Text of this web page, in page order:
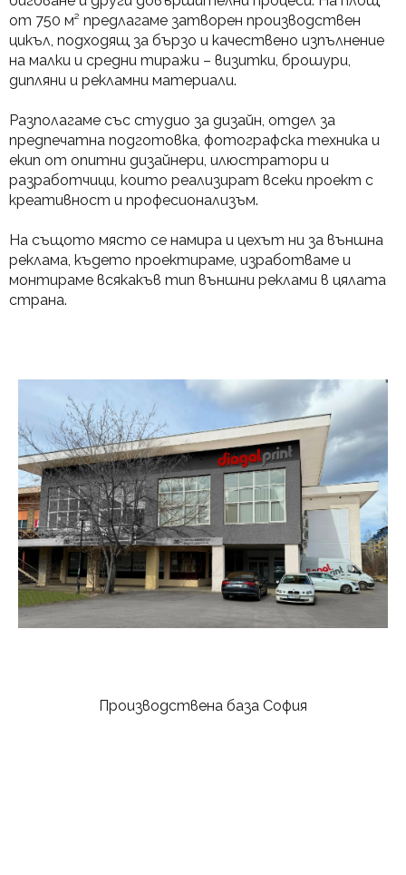
от 750 м² предлагаме затворен производствен
цикъл, подходящ за бързо и качествено изпълнение
на малки и средни тиражи – визитки, брошури,
дипляни и рекламни материали.
Разполагаме със студио за дизайн, отдел за
предпечатна подготовка, фотографска техника и
екип от опитни дизайнери, илюстратори и
разработчици, които реализират всеки проект с
креативност и професионализъм.
На същото място се намира и цехът ни за външна
реклама, където проектираме, изработваме и
монтираме всякакъв тип външни реклами в цялата
страна.
Производствена база София